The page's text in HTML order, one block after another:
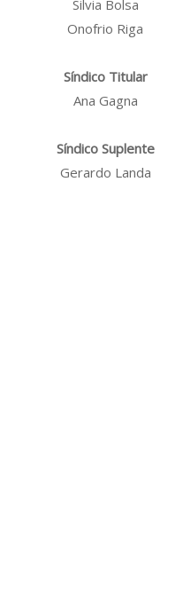
Silvia Bolsa
Onofrio Riga
Síndico Titular
Ana Gagna
Síndico Suplente
Gerardo Landa